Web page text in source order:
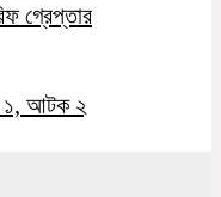
গ্রেপ্তার
১, আটক ২